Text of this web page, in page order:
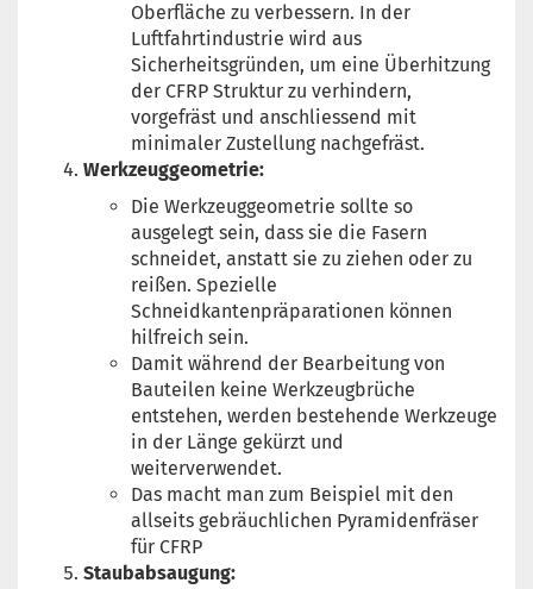
Oberfläche zu verbessern. In der
Luftfahrtindustrie wird aus
Sicherheitsgründen, um eine Überhitzung
der CFRP Struktur zu verhindern,
vorgefräst und anschliessend mit
minimaler Zustellung nachgefräst.
Werkzeuggeometrie:
Die Werkzeuggeometrie sollte so
ausgelegt sein, dass sie die Fasern
schneidet, anstatt sie zu ziehen oder zu
reißen. Spezielle
Schneidkantenpräparationen können
hilfreich sein.
Damit während der Bearbeitung von
Bauteilen keine Werkzeugbrüche
entstehen, werden bestehende Werkzeuge
in der Länge gekürzt und
weiterverwendet.
Das macht man zum Beispiel mit den
allseits gebräuchlichen Pyramidenfräser
für CFRP
Staubabsaugung: